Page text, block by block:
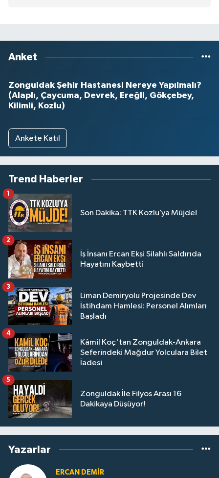
Anket
Zonguldak Şehir Hastanesi Nereye Yapılmalı?
(Alaplı, Çaycuma, Devrek, Ereğli, Gökçebey,
Kilimli, Kozlu)
Ankete Katıl
Trend Haberler
Son Dakika: TTK Kozlu’ya Müjde!
1
İş İnsanı Ercan Ekşi Silahlı Saldırıda
Hayatını Kaybetti
2
Liman Demiryolu Projesinde Dev
İstihdam Hamlesi: Personel Alımları
Başladı
3
Kâmil Koç'tan Zonguldak-Ankara
Seferindeki Mağdur Yolculara Bilet
İadesi
4
Zonguldak İle Filyos Arası 16
Dakikaya Düşüyor!
5
Yazarlar
ERCAN DEMIR